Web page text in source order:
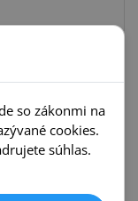
so zákonmi na
cookies.
súhlas.